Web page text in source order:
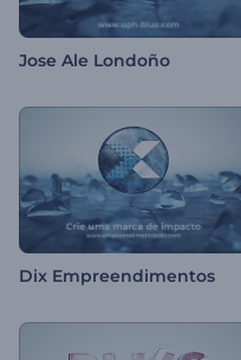
Jose Ale Londoño
Dix Empreendimentos